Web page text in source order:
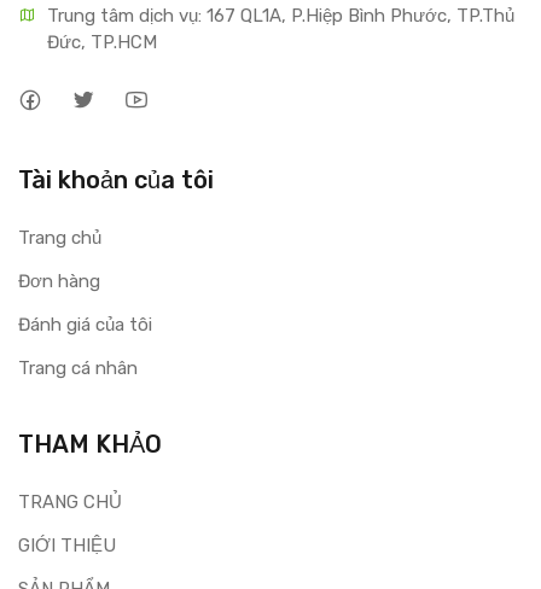
Trung tâm dịch vụ: 167 QL1A, P.Hiệp Bình Phước, TP.Thủ
Đức, TP.HCM
Tài khoản của tôi
Trang chủ
Đơn hàng
Đánh giá của tôi
Trang cá nhân
THAM KHẢO
TRANG CHỦ
GIỚI THIỆU